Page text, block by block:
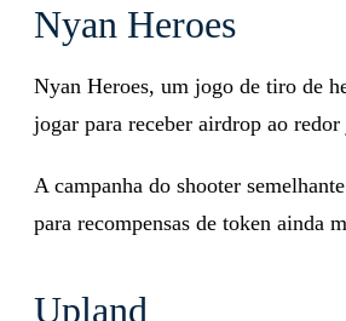
Nyan Heroes
Nyan Heroes, um jogo de tiro de
jogar para receber airdrop ao redor
A campanha do shooter
para recompensas de token ainda
Upland